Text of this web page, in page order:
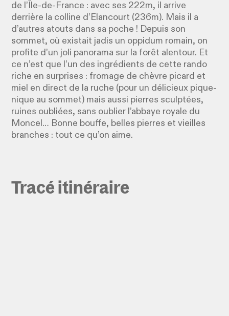
de l’Île-de-France : avec ses 222m, il arrive
derrière la colline d’Elancourt (236m). Mais il a
d’autres atouts dans sa poche ! Depuis son
sommet, où existait jadis un oppidum romain, on
profite d’un joli panorama sur la forêt alentour. Et
ce n’est que l’un des ingrédients de cette rando
riche en surprises : fromage de chèvre picard et
miel en direct de la ruche (pour un délicieux pique-
nique au sommet) mais aussi pierres sculptées,
ruines oubliées, sans oublier l’abbaye royale du
Moncel… Bonne bouffe, belles pierres et vieilles
branches : tout ce qu’on aime.
Tracé itinéraire